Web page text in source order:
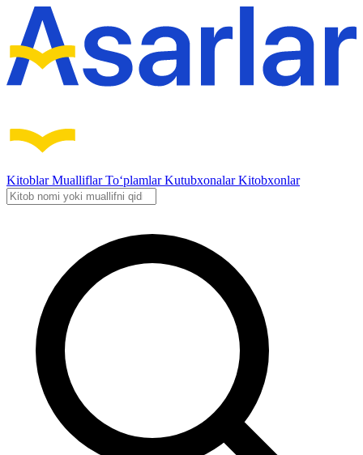
KitoblarMualliflarTo‘plamlarKutubxonalarKitobxonlar